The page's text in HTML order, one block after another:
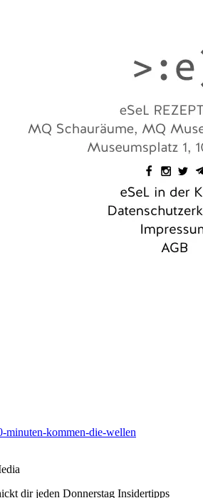
minuten-kommen-die-wellen
dir jeden Donnerstag Insidertipps